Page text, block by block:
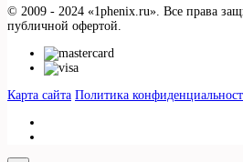
© 2009 - 2024 «1phenix.ru». Все права
публичной офертой.
Карта сайта Политика